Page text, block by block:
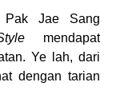
Jae Sang
mendapat
Ye lah, dari
dengan tarian